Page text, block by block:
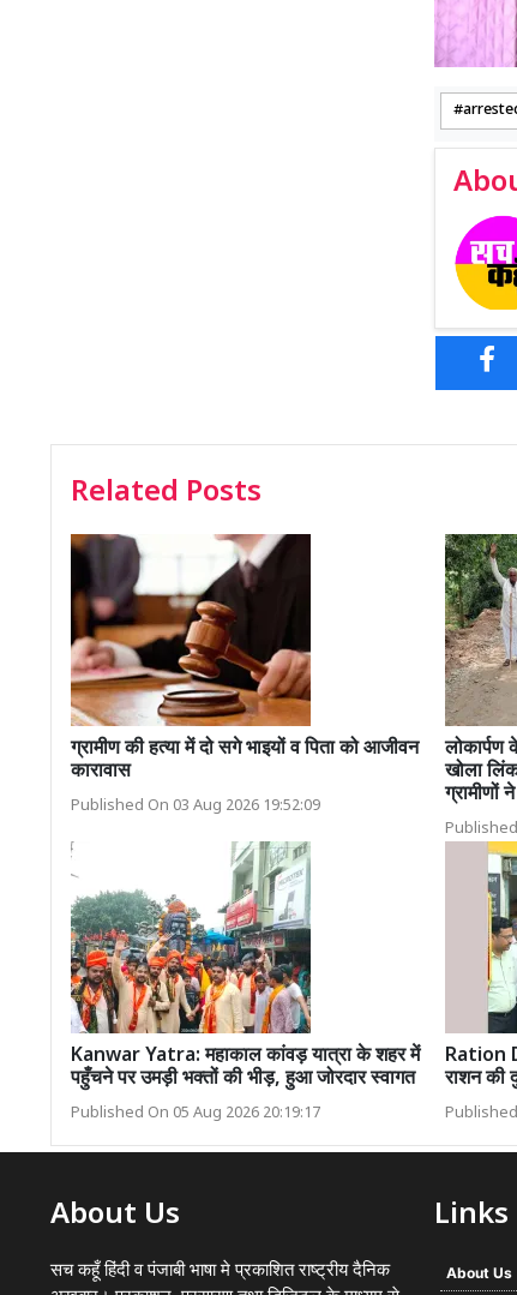
Related Posts
ग्रामीण की हत्या में दो सगे भाइयों व पिता को आजीवन
कारावास
Published On 03 Aug 2026 19:52:09
लोकार्पण
खोला
ग्रामीणों
Kanwar Yatra: महाकाल कांवड़ यात्रा के शहर में
पहुँचने पर उमड़ी भक्तों की भीड़, हुआ जोरदार स्वागत
Published On 05 Aug 2026 20:19:17
Ration
राशन की
About Us
सच कहूँ हिंदी व पंजाबी भाषा मे प्रकाशित राष्ट्रीय दैनिक
Links
About Us